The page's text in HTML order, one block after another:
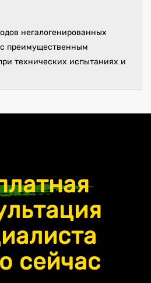
негалогенированных
преимущественным
технических испытаниях и
сейчас